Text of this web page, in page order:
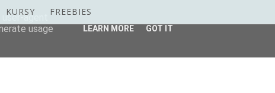
KURSY FREEBIES
agent
usage
LEARN MORE GOT IT